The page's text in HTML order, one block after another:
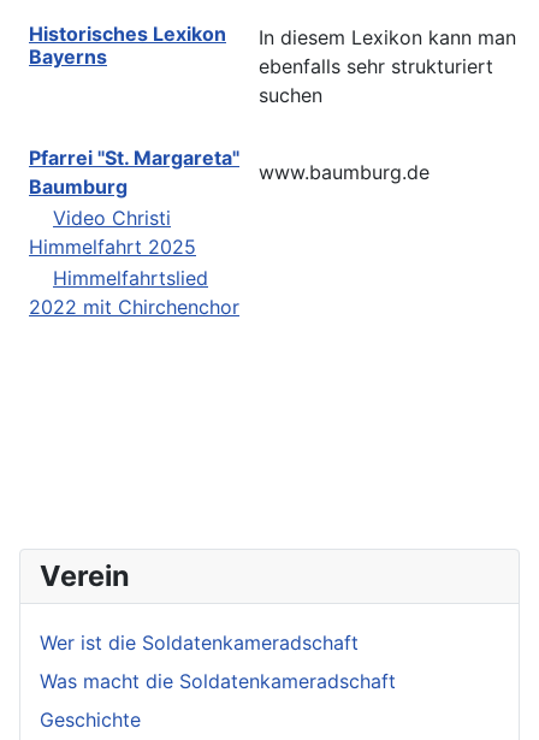
Verein
Wer ist die Soldatenkameradschaft
Was macht die Soldatenkameradschaft
Geschichte
Historisches Lexikon
Bayerns
In diesem Lexikon kann man
ebenfalls sehr strukturiert
suchen
Pfarrei "St. Margareta"
Baumburg
www.baumburg.de
Video Christi
Himmelfahrt 2025
Himmelfahrtslied
2022 mit Chirchenchor